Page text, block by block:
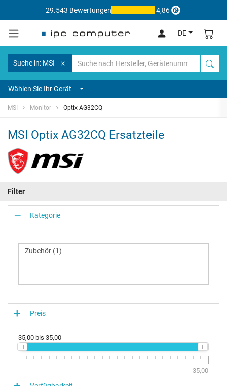
29.543 Bewertungen 4,86
DE
Suche in: MSI
Wählen Sie Ihr Gerät
MSI Monitor Optix AG32CQ
MSI Optix AG32CQ Ersatzteile
Filter
Kategorie
Preis
35,00 bis 35,00
35,00